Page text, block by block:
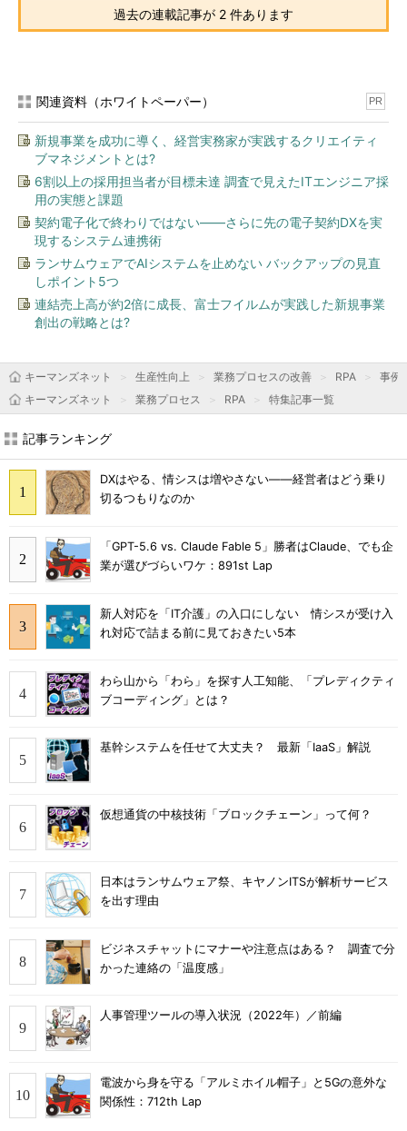
過去の連載記事が 2 件あります
関連資料（ホワイトペーパー） PR
新規事業を成功に導く、経営実務家が実践するクリエイティ
ブマネジメントとは?
6割以上の採用担当者が目標未達 調査で見えたITエンジニア採
用の実態と課題
契約電子化で終わりではない――さらに先の電子契約DXを実
現するシステム連携術
ランサムウェアでAIシステムを止めない バックアップの見直
しポイント5つ
連結売上高が約2倍に成長、富士フイルムが実践した新規事業
創出の戦略とは?
キーマンズネット 生産性向上 業務プロセスの改善 RPA
事例
キーマンズネット
業務プロセス RPA 特集記事一覧
記事ランキング
DXはやる、情シスは増やさない――経営者はどう乗り
切るつもりなのか
「GPT-5.6 vs. Claude Fable 5」勝者はClaude、でも企
業が選びづらいワケ：891st Lap
新人対応を「IT介護」の入口にしない 情シスが受け入
れ対応で詰まる前に見ておきたい5本
わら山から「わら」を探す人工知能、「プレディクティ
ブコーディング」とは？
基幹システムを任せて大丈夫？ 最新「IaaS」解説
仮想通貨の中核技術「ブロックチェーン」って何？
日本はランサムウェア祭、キヤノンITSが解析サービス
を出す理由
ビジネスチャットにマナーや注意点はある？ 調査で分
かった連絡の「温度感」
人事管理ツールの導入状況（2022年）／前編
電波から身を守る「アルミホイル帽子」と5Gの意外な
関係性：712th Lap